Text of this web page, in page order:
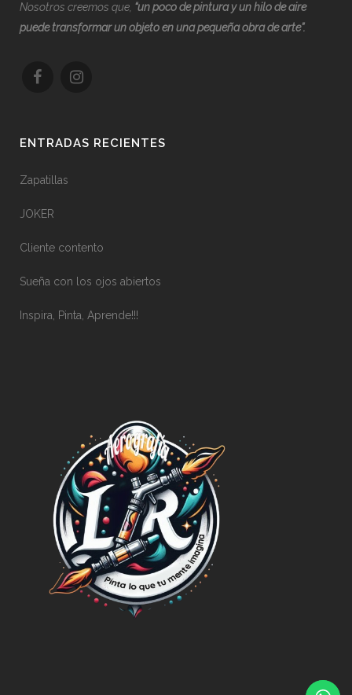
Nosotros creemos que, “un poco de pintura y un hilo de aire
puede transformar un objeto en una pequeña obra de arte”.
ENTRADAS RECIENTES
Zapatillas
JOKER
Cliente contento
Sueña con los ojos abiertos
Inspira, Pinta, Aprende!!!